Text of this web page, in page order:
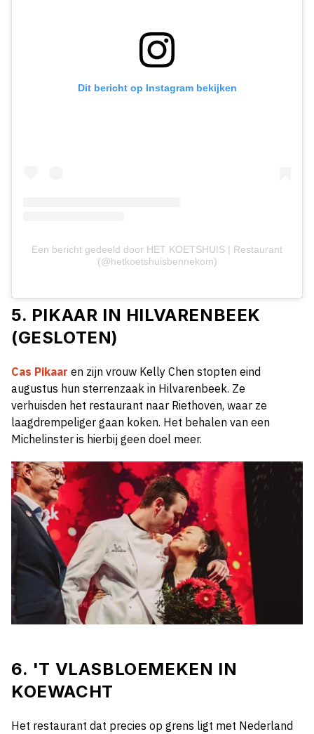
Dit bericht op Instagram bekijken
Een bericht gedeeld door HET KOETSHUIS | Restaurant
(@hetkoetshuisbennekom)
5. PIKAAR IN HILVARENBEEK
(GESLOTEN)
Cas Pikaar en zijn vrouw Kelly Chen stopten eind
augustus hun sterrenzaak in Hilvarenbeek. Ze
verhuisden het restaurant naar Riethoven, waar ze
laagdrempeliger gaan koken. Het behalen van een
Michelinster is hierbij geen doel meer.
6. 'T VLASBLOEMEKEN IN
KOEWACHT
Het restaurant dat precies op grens ligt met Nederland